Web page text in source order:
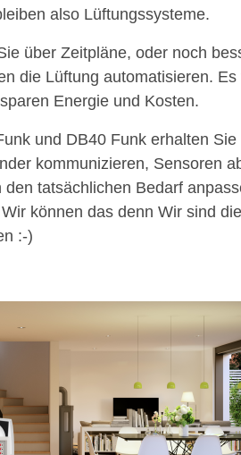
also Lüftungssysteme.
über Zeitpläne, oder noch
die Lüftung automatisieren.
Energie und Kosten.
und DB40 Funk erhalten
kommunizieren, Sensoren
den tatsächlichen Bedarf
können das denn Wir sind
:-)